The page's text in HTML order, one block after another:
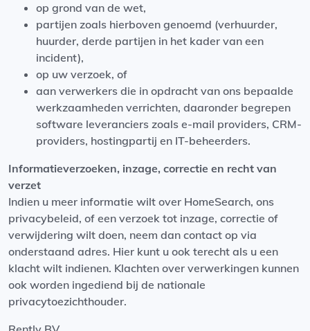
op grond van de wet,
partijen zoals hierboven genoemd (verhuurder,
huurder, derde partijen in het kader van een
incident),
op uw verzoek, of
aan verwerkers die in opdracht van ons bepaalde
werkzaamheden verrichten, daaronder begrepen
software leveranciers zoals e-mail providers, CRM-
providers, hostingpartij en IT-beheerders.
Informatieverzoeken, inzage, correctie en recht van
verzet
Indien u meer informatie wilt over HomeSearch, ons
privacybeleid, of een verzoek tot inzage, correctie of
verwijdering wilt doen, neem dan contact op via
onderstaand adres. Hier kunt u ook terecht als u een
klacht wilt indienen. Klachten over verwerkingen kunnen
ook worden ingediend bij de nationale
privacytoezichthouder.